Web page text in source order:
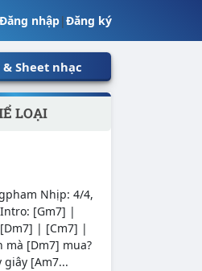
Đăng nhập|Đăng ký
Sheet nhạc
LOẠI
Nhịp: 4/4,
[Gm7] |
| [Cm7] |
mà [Dm7] mua?
[Am7...